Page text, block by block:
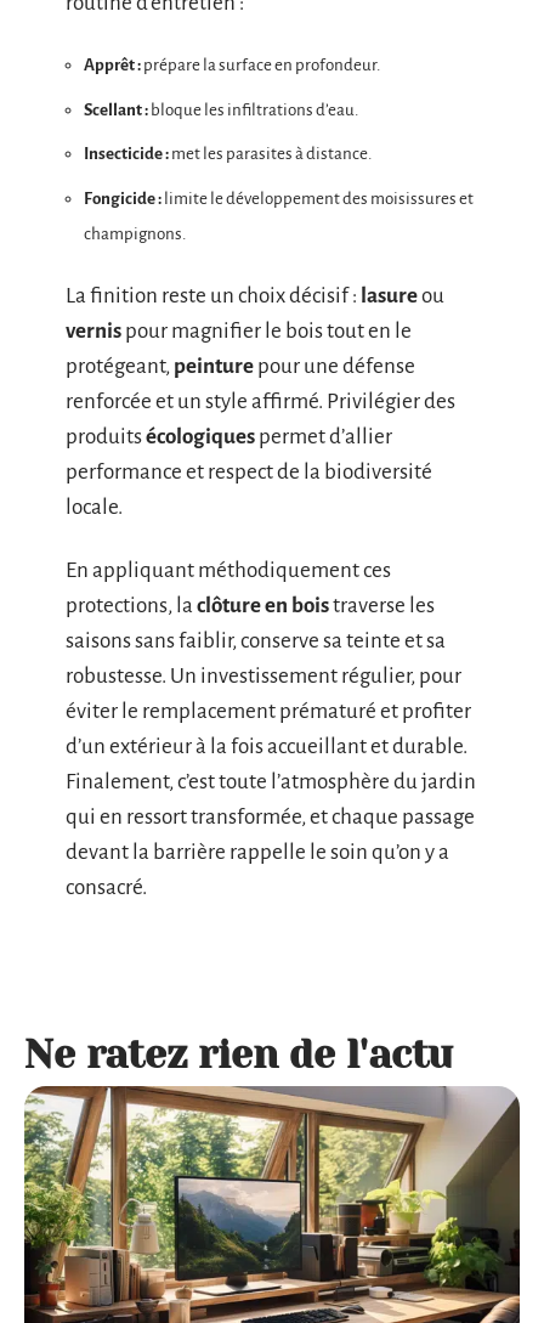
Apprêt : prépare la surface en profondeur.
Scellant : bloque les infiltrations d’eau.
Insecticide : met les parasites à distance.
Fongicide : limite le développement des moisissures et
champignons.
La finition reste un choix décisif : lasureou
vernis pour magnifier le bois tout en le
protégeant, peinture pour une défense
renforcée et un style affirmé. Privilégier des
produitsécologiques permet d’allier
performance et respect de la biodiversité
locale.
En appliquant méthodiquement ces
protections, la clôture en boistraverse les
saisons sans faiblir, conserve sa teinte et sa
robustesse. Un investissement régulier, pour
éviter le remplacement prématuré et profiter
d’un extérieur à la fois accueillant et durable.
Finalement, c’est toute l’atmosphère du jardin
qui en ressort transformée, et chaque passage
devant la barrière rappelle le soin qu’on y a
consacré.
Ne ratez rien de l'actu